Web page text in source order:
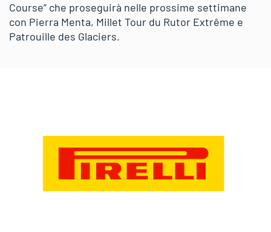
Course” che proseguirà nelle prossime settimane
con Pierra Menta, Millet Tour du Rutor Extrême e
Patrouille des Glaciers.